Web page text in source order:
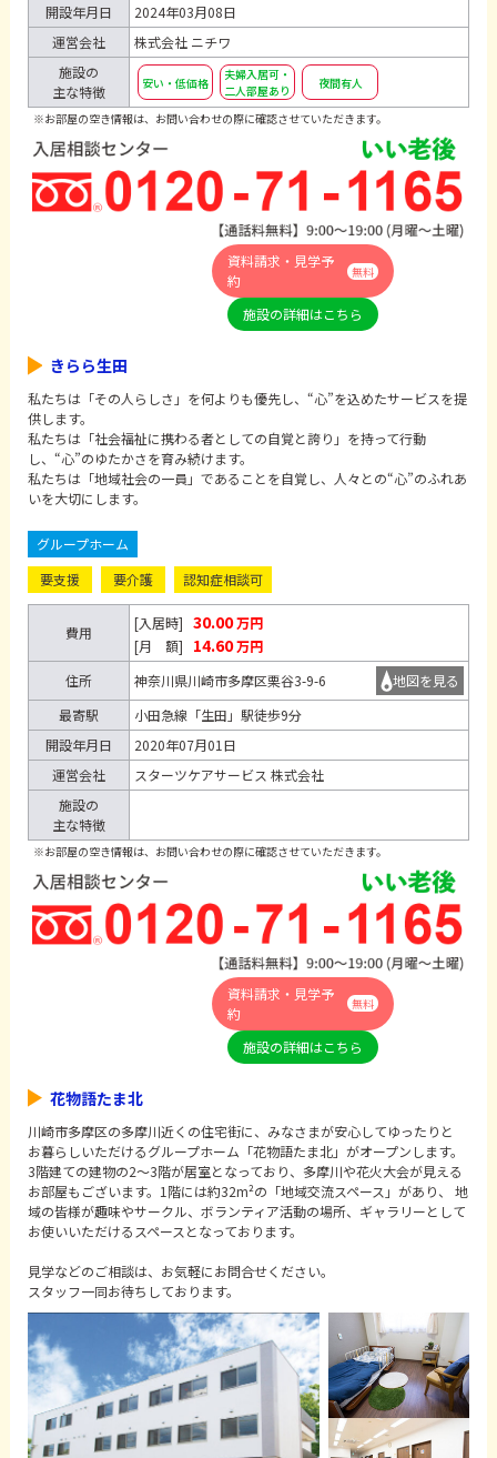
開設年月日
2024年03月08日
運営会社
株式会社 ニチワ
施設の
主な特徴
安い・低価格
夫婦入居可・
二人部屋あり
夜間有人
※お部屋の空き情報は、お問い合わせの際に確認させていただきます。
資料請求・見学予
約
無料
施設の詳細はこちら
きらら生田
私たちは「その人らしさ」を何よりも優先し、“心”を込めたサービスを提
供します。
私たちは「社会福祉に携わる者としての自覚と誇り」を持って行動
し、“心”のゆたかさを育み続けます。
私たちは「地域社会の一員」であることを自覚し、人々との“心”のふれあ
いを大切にします。
グループホーム
要支援
要介護 認知症相談可
費用
[入居時] 30.00万円
[月 額]
14.60万円
住所
神奈川県川崎市多摩区栗谷3-9-6
地図を見る
最寄駅
小田急線「生田」駅徒歩9分
開設年月日
2020年07月01日
運営会社
スターツケアサービス 株式会社
施設の
主な特徴
※お部屋の空き情報は、お問い合わせの際に確認させていただきます。
資料請求・見学予
約
無料
施設の詳細はこちら
花物語たま北
川崎市多摩区の多摩川近くの住宅街に、みなさまが安心してゆったりと
お暮らしいただけるグループホーム「花物語たま北」がオープンします。
3階建ての建物の2～3階が居室となっており、多摩川や花火大会が見える
お部屋もございます。1階には約32m²の「地域交流スペース」があり、 地
域の皆様が趣味やサークル、ボランティア活動の場所、ギャラリーとして
お使いいただけるスペースとなっております。
見学などのご相談は、お気軽にお問合せください。
スタッフ一同お待ちしております。